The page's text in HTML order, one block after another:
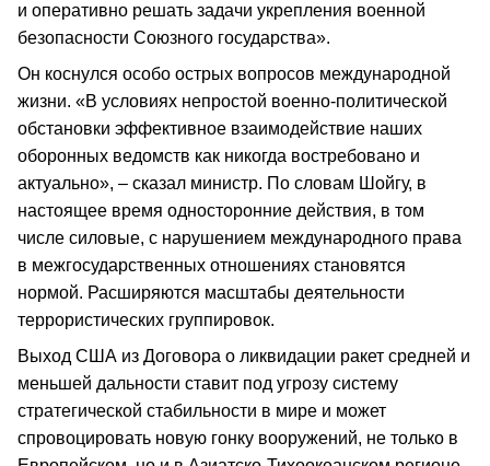
и оперативно решать задачи укрепления военной
безопасности Союзного государства».
Он коснулся особо острых вопросов международной
жизни. «В условиях непростой военно‑политической
обстановки эффективное взаимодействие наших
оборонных ведомств как никогда востребовано и
актуально», – сказал министр. По словам Шойгу, в
настоящее время односторонние действия, в том
числе силовые, с нарушением международного права
в межгосударственных отношениях становятся
нормой. Расширяются масштабы деятельности
террористических группировок.
Выход США из Договора о ликвидации ракет средней и
меньшей дальности ставит под угрозу систему
стратегической стабильности в мире и может
спровоцировать новую гонку вооружений, не только в